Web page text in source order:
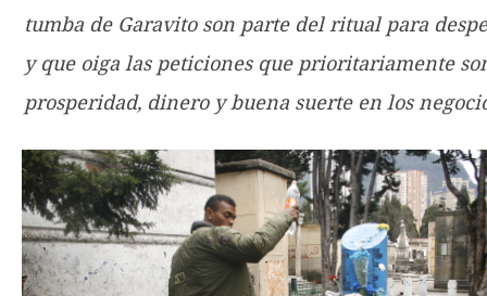
tumba de Garavito son parte del ritual para
y que oiga las peticiones que prioritariamente
prosperidad, dinero y buena suerte en los